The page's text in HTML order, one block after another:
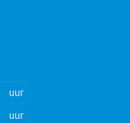
uur
uur